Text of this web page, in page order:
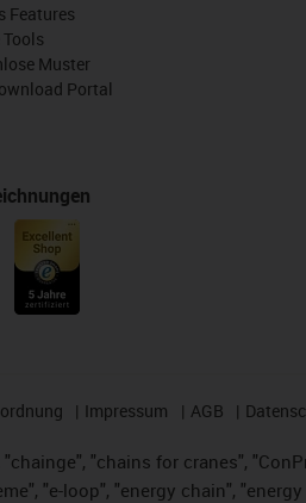
Features
Muster
Portal
Impressum AGB
"chains for cranes",
"e-loop", "energy chain",